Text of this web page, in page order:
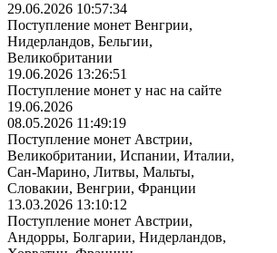
29.06.2026 10:57:34
Поступление монет Венгрии,
Нидерландов, Бельгии,
Великобритании
19.06.2026 13:26:51
Поступление монет у нас на сайте
19.06.2026
08.05.2026 11:49:19
Поступление монет Австрии,
Великобритании, Испании, Италии,
Сан-Марино, Литвы, Мальты,
Словакии, Венгрии, Франции
13.03.2026 13:10:12
Поступление монет Австрии,
Андорры, Болгарии, Нидерландов,